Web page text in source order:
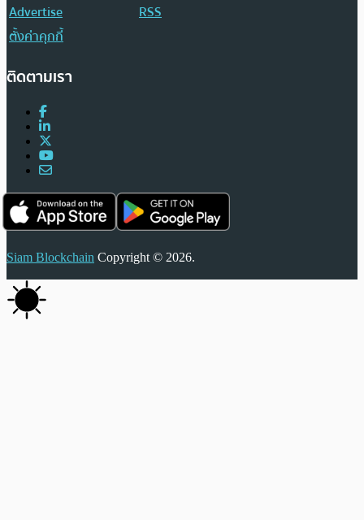
Advertise
RSS
ตั้งค่าคุกกี้
ติดตามเรา
Siam Blockchain Copyright © 2026.